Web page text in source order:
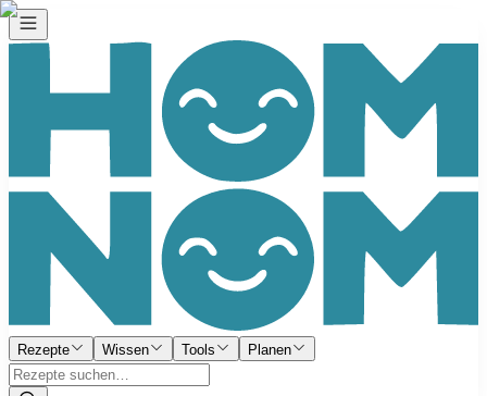
Rezepte Wissen Tools Planen